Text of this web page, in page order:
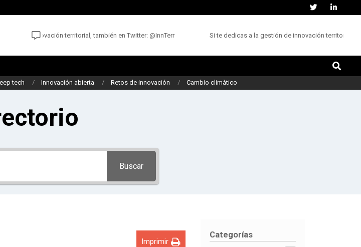
la innovación territorial, también en Twitter: @InnTerr Si te dedicas a la gestión de innovación territorial,
Buscar
tech Innovación abierta Retos de innovación Cambio climàtico
Buscar
Imprimir
Categorías